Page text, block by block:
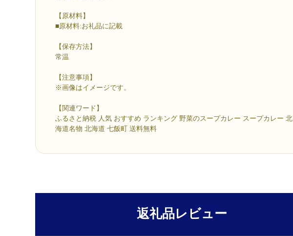
【原材料】
■原材料:お礼品に記載
【保存方法】
常温
【注意事項】
※画像はイメージです。
【関連ワード】
ふるさと納税 人気 おすすめ ランキング 野菜のスープカレー スープカレー 北
海道名物 北海道 七飯町 送料無料
返礼品レビュー